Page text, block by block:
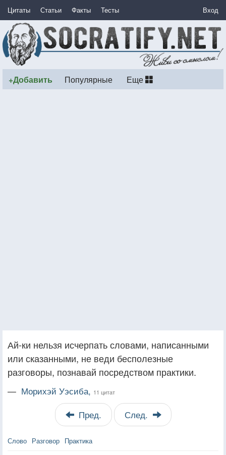
Цитаты Статьи Факты Тесты Вход
+Добавить Популярные Еще
Ай-ки нельзя исчерпать словами, написанными
или сказанными, не веди бесполезные
разговоры, познавай посредством практики.
— Морихэй Уэсиба, 11 цитат
Пред. След.
Слово Разговор Практика